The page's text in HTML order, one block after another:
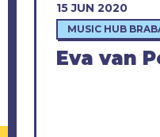
Eva van
15 JUN 2020
MUSIC HUB